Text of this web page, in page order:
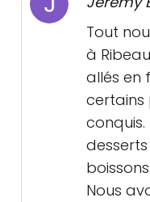
Tout
à
allés en
certains
conquis.
Nous